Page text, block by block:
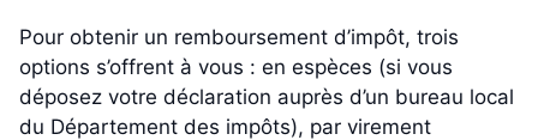
Pour obtenir un remboursement d’impôt, trois
options s’offrent à vous : en espèces (si vous
déposez votre déclaration auprès d’un bureau local
du Département des impôts), par virement